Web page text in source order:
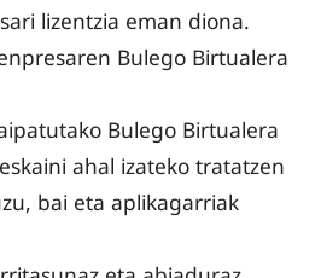
lizentzia eman diona.
Bulego Birtualera
Bulego Birtualera
ahal izateko tratatzen
bai eta aplikagarriak